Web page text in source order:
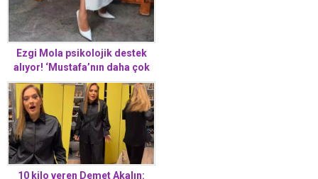
Ezgi Mola psikolojik destek
alıyor! ‘Mustafa’nın daha çok
yanımda olmasını temenni
ediyorum’
10 kilo veren Demet Akalın: